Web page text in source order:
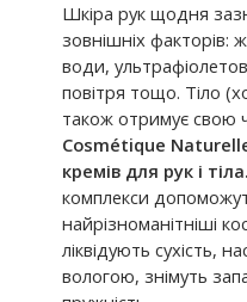
Шкіра рук щодня
зовнішніх факторів:
води,
повітря тощо. Тіло
також отримує свою
Cosmétique
кремів для рук і тіла.
комплекси
найрізноманітніші
ліквідують сухість,
вологою, знімуть